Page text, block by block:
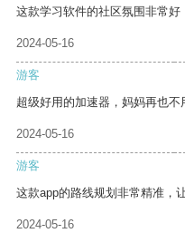
这款学习软件的社区氛围非常好
2024-05-16
游客
超级好用的加速器，妈妈再也不
2024-05-16
游客
这款app的路线规划非常精准，
2024-05-16